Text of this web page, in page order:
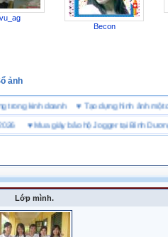
Becon
ảnh
công trong kinh doanh♥Tạo dựng hình ảnh
♥ Mua giày bảo hộ Jogger tại Bình Dương ở
Lớp mình.